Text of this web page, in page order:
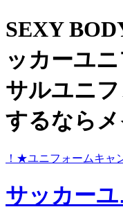
SEXY
ッカーユ
サルユニ
するなら
★ユニフォームキャ
サッカー